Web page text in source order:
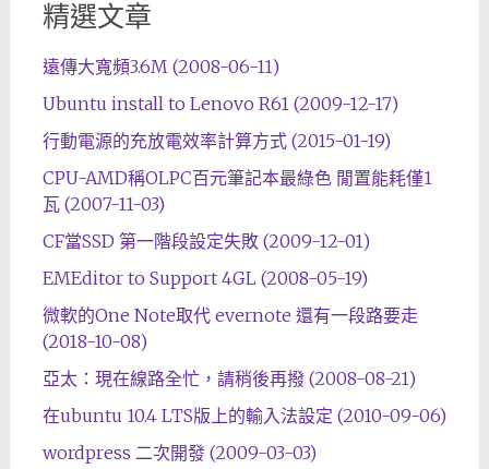
精選文章
遠傳大寬頻3.6M (2008-06-11)
Ubuntu install to Lenovo R61 (2009-12-17)
行動電源的充放電效率計算方式 (2015-01-19)
CPU-AMD稱OLPC百元筆記本最綠色 閒置能耗僅1
瓦 (2007-11-03)
CF當SSD 第一階段設定失敗 (2009-12-01)
EMEditor to Support 4GL (2008-05-19)
微軟的One Note取代 evernote 還有一段路要走
(2018-10-08)
亞太：現在線路全忙，請稍後再撥 (2008-08-21)
在ubuntu 10.4 LTS版上的輸入法設定 (2010-09-06)
wordpress 二次開發 (2009-03-03)